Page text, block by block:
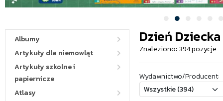
Albumy
Artykuły dla niemowląt
Artykuły szkolne i
papiernicze
Atlasy
Dzień
Znaleziono: 394 pozycje
Wydawnictwo/Producent: